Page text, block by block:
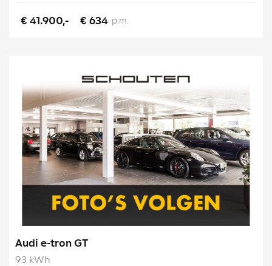
€ 41.900,- € 634 p.m.
Audi e-tron GT
93 kWh